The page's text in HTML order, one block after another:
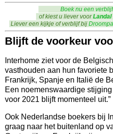
Boek nu een
of kiest u liever voorLandal
Liever een kijkje of verblijf bij
Blijft de voorkeur
Interhome ziet voor de
vasthouden aan hun favoriete
Frankrijk, Spanje en Italië de
Een noemenswaardige
voor 2021 blijft momenteel uit.”
Ook Nederlandse boekers bij
graag naar het buitenland op